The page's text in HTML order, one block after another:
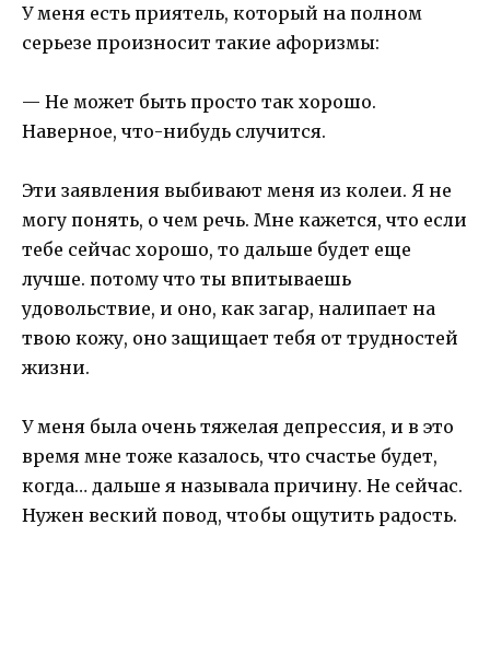
У меня есть приятель, который на полном
серьезе произносит такие афоризмы:
— Не может быть просто так хорошо.
Наверное, что-нибудь случится.
Эти заявления выбивают меня из колеи. Я не
могу понять, о чем речь. Мне кажется, что если
тебе сейчас хорошо, то дальше будет еще
лучше. потому что ты впитываешь
удовольствие, и оно, как загар, налипает на
твою кожу, оно защищает тебя от трудностей
жизни.
У меня была очень тяжелая депрессия, и в это
время мне тоже казалось, что счастье будет,
когда… дальше я называла причину. Не сейчас.
Нужен веский повод, чтобы ощутить радость.